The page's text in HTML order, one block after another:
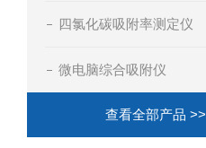
四氯化碳吸附率测定仪
微电脑综合吸附仪
查看全部产品 >>